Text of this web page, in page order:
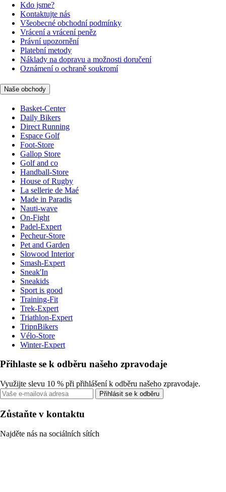
Kdo jsme?
Kontaktujte nás
Všeobecné obchodní podmínky
Vrácení a vrácení peněz
Právní upozornění
Platební metody
Náklady na dopravu a možnosti doručení
Oznámení o ochraně soukromí
Naše obchody
Basket-Center
Daily Bikers
Direct Running
Espace Golf
Foot-Store
Gallop Store
Golf and co
Handball-Store
House of Rugby
La sellerie de Maé
Made in Paradis
Nauti-wave
On-Fight
Padel-Expert
Pecheur-Store
Pet and Garden
Slowood Interior
Smash-Expert
Sneak'In
Sneakids
Sport is good
Training-Fit
Trek-Expert
Triathlon-Expert
TripnBikers
Vélo-Store
Winter-Expert
Přihlaste se k odběru našeho zpravodaje
Využijte slevu 10 % při přihlášení k odběru našeho zpravodaje.
Přihlásit se k odběru
Zůstaňte v kontaktu
Najděte nás na sociálních sítích